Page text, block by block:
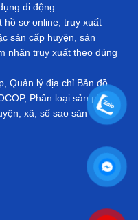
di động.
hồ sơ online, truy xuất
sản cấp huyện, sản
nhãn truy xuất theo đúng
Quản lý địa chỉ Bản đồ
Phân loại sản phẩm
xã, số sao sản